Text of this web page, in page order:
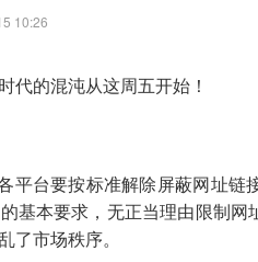
10:26
代的混沌从这周五开始！
平台要按标准解除屏蔽网址链
基本要求，无正当理由限制
了市场秩序。